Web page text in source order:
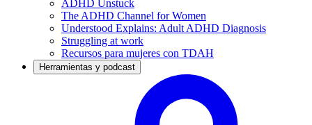
ADHD Unstuck
The ADHD Channel for Women
Understood Explains: Adult ADHD Diagnosis
Struggling at work
Recursos para mujeres con TDAH
Herramientas y podcast